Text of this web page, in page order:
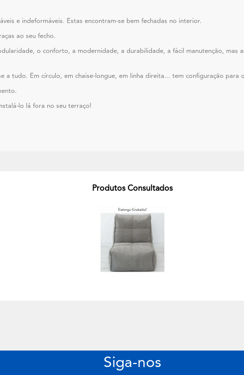
e indeformáveis. Estas encontram-se bem fechadas no interior.
ao seu fecho.
o conforto, a modernidade, a durabilidade, a fácil manutenção, mas
a tudo. Em círculo, em chaise-longue, em linha direita... tem configuração para
lo lá fora no seu terraço!
Produtos Consultados
Siga-nos